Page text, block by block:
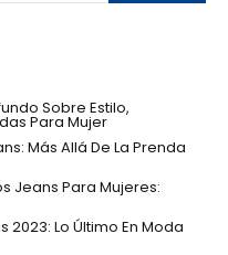
Sobre Estilo,
Para Mujer
Más Allá De La Prenda
Jeans Para Mujeres:
Lo Último En Moda